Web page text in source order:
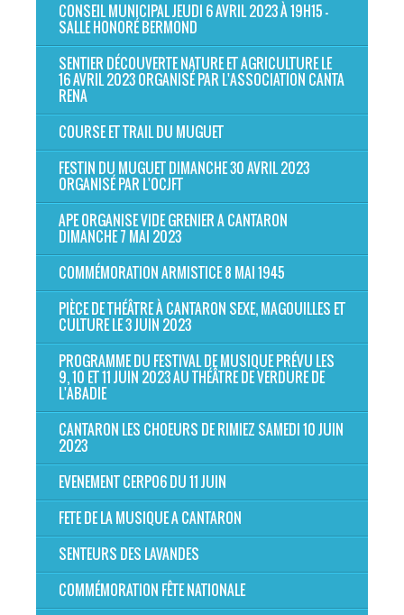
CONSEIL MUNICIPAL JEUDI 6 AVRIL 2023 À 19H15 -
SALLE HONORÉ BERMOND
SENTIER DÉCOUVERTE NATURE ET AGRICULTURE LE
16 AVRIL 2023 ORGANISÉ PAR L'ASSOCIATION CANTA
RENA
COURSE ET TRAIL DU MUGUET
FESTIN DU MUGUET DIMANCHE 30 AVRIL 2023
ORGANISÉ PAR L'OCJFT
APE ORGANISE VIDE GRENIER A CANTARON
DIMANCHE 7 MAI 2023
COMMÉMORATION ARMISTICE 8 MAI 1945
PIÈCE DE THÉÂTRE À CANTARON SEXE, MAGOUILLES ET
CULTURE LE 3 JUIN 2023
PROGRAMME DU FESTIVAL DE MUSIQUE PRÉVU LES
9, 10 ET 11 JUIN 2023 AU THÉÂTRE DE VERDURE DE
L'ABADIE
CANTARON LES CHOEURS DE RIMIEZ SAMEDI 10 JUIN
2023
EVENEMENT CERP06 DU 11 JUIN
FETE DE LA MUSIQUE A CANTARON
SENTEURS DES LAVANDES
COMMÉMORATION FÊTE NATIONALE